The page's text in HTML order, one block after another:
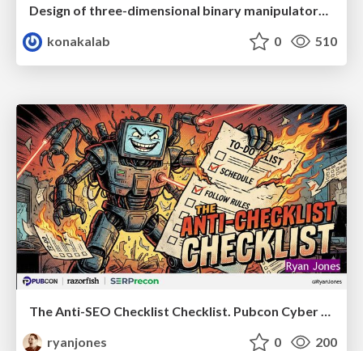
konakalab
0 510
The Anti-SEO Checklist Checklist. Pubcon Cyber Week
ryanjones
0 200